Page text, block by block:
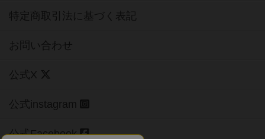
特定商取引法に基づく表記
お問い合わせ
公式X
公式instagram
公式Facebook